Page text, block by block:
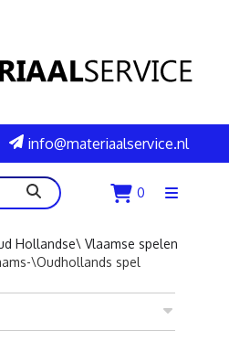
info@materiaalservice.nl
zoeken 0
Menu
Hollandse\ Vlaamse spelen
\Oudhollands spel